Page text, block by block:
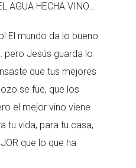
AGUA HECHA VINO…
El mundo da lo bueno
pero Jesús guarda lo
que tus mejores
se fue, que los
el mejor vino viene
tu vida, para tu casa,
que lo que ha